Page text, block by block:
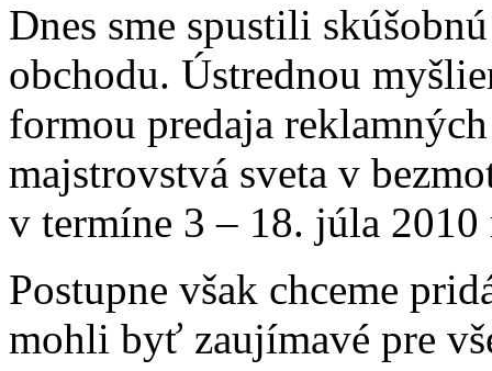
Dnes sme spustili
obchodu. Ústrednou
formou predaja
majstrovstvá sveta v
v termíne 3 – 18. júla
Postupne však chceme
mohli byť zaujímavé pre